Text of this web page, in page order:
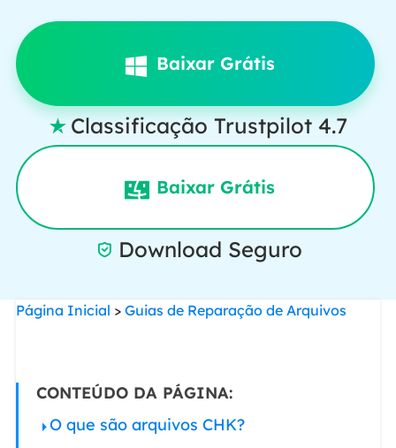
Baixar Grátis
 Classificação Trustpilot 4.7
Baixar Grátis
 Download Seguro
Página Inicial > Guias de Reparação de Arquivos
CONTEÚDO DA PÁGINA:
O que são arquivos CHK?